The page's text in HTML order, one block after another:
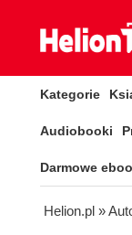
Kategorie
Audiobooki
Darmowe
Helion.pl »